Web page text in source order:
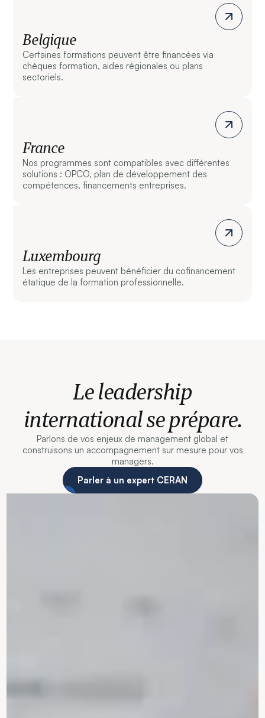
Belgique
Certaines formations peuvent être financées via
chèques formation, aides régionales ou plans
sectoriels.
France
Nos programmes sont compatibles avec différentes
solutions : OPCO, plan de développement des
compétences, financements entreprises.
Luxembourg
Les entreprises peuvent bénéficier du cofinancement
étatique de la formation professionnelle.
Le leadership
international se prépare.
Parlons de vos enjeux de management global et
construisons un accompagnement sur mesure pour vos
managers.
Parler à un expert CERAN